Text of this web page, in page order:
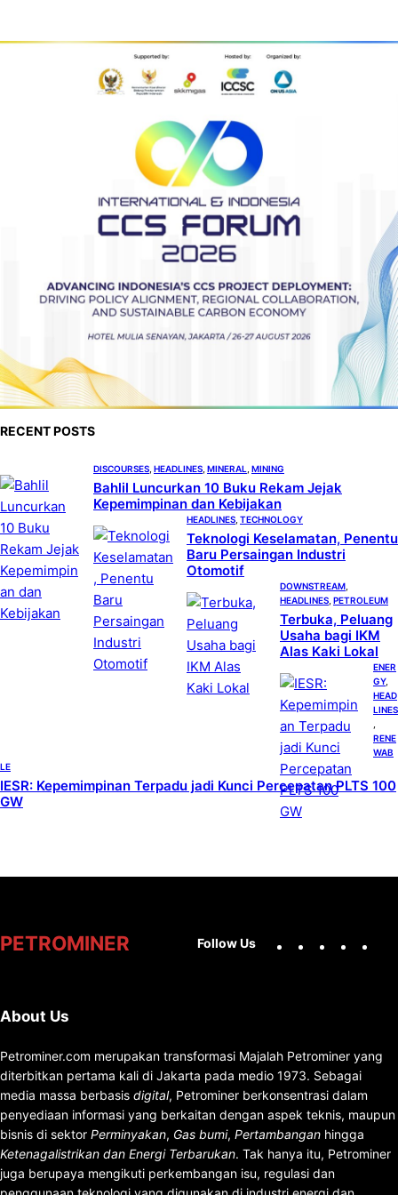
RECENT POSTS
DISCOURSES HEADLINES MINERAL MINING
Bahlil Luncurkan 10 Buku Rekam Jejak
Kepemimpinan dan Kebijakan
HEADLINES TECHNOLOGY
Teknologi Keselamatan, Penentu
Baru Persaingan Industri
Otomotif
DOWNSTREAM
HEADLINES PETROLEUM
Terbuka, Peluang
Usaha bagi IKM
Alas Kaki Lokal
ENER
GY
HEAD
LINES
RENE
WAB
LE
IESR: Kepemimpinan Terpadu jadi Kunci Percepatan PLTS 100
GW
PETROMINER Follow Us
About Us
Petrominer.com merupakan transformasi Majalah Petrominer yang
diterbitkan pertama kali di Jakarta pada medio 1973. Sebagai
media massa berbasis digital, Petrominer berkonsentrasi dalam
penyediaan informasi yang berkaitan dengan aspek teknis, maupun
bisnis di sektor Perminyakan, Gas bumi, Pertambangan hingga
Ketenagalistrikan dan Energi Terbarukan. Tak hanya itu, Petrominer
juga berupaya mengikuti perkembangan isu, regulasi dan